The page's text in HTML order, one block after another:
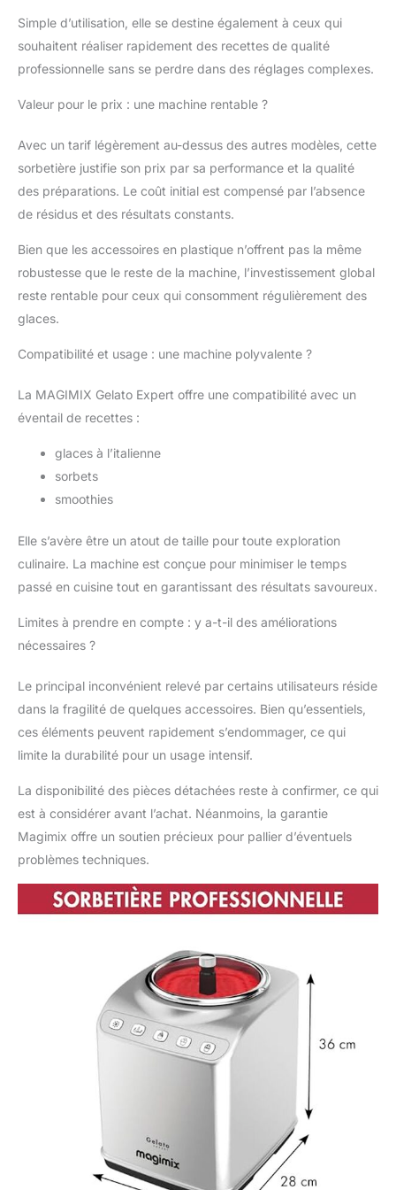
programmes
automatiques et mode
expert manuel: Glace
italienne, sorbet ou
un programme ou
texture Fabrication
italienne – qualité
premium Magimix:
performance
professionnelle pour
une utilisation longue
durée
Simple d’utilisation, elle se destine également à ceux qui
souhaitent réaliser rapidement des recettes de qualité
professionnelle sans se perdre dans des réglages complexes.
Valeur pour le prix : une machine rentable ?
Avec un tarif légèrement au-dessus des autres modèles, cette
sorbetière justifie son prix par sa performance et la qualité
des préparations. Le coût initial est compensé par l’absence
de résidus et des résultats constants.
Bien que les accessoires en plastique n’offrent pas la même
robustesse que le reste de la machine, l’investissement global
reste rentable pour ceux qui consomment régulièrement des
glaces.
Compatibilité et usage : une machine polyvalente ?
La MAGIMIX Gelato Expert offre une compatibilité avec un
éventail de recettes :
glaces à l’italienne
sorbets
smoothies
Elle s’avère être un atout de taille pour toute exploration
culinaire. La machine est conçue pour minimiser le temps
passé en cuisine tout en garantissant des résultats savoureux.
Limites à prendre en compte : y a-t-il des améliorations
nécessaires ?
Le principal inconvénient relevé par certains utilisateurs réside
dans la fragilité de quelques accessoires. Bien qu’essentiels,
ces éléments peuvent rapidement s’endommager, ce qui
limite la durabilité pour un usage intensif.
La disponibilité des pièces détachées reste à confirmer, ce qui
est à considérer avant l’achat. Néanmoins, la garantie
Magimix offre un soutien précieux pour pallier d’éventuels
problèmes techniques.